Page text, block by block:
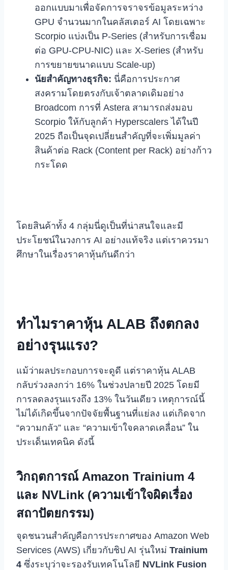
ออกแบบมาเพื่อจัดการจราจรข้อมูลระหว่าง
GPU จำนวนมากในคลัสเตอร์ AI โดยเฉพาะ
Scorpio แบ่งเป็น P-Series (สำหรับการเชื่อม
ต่อ GPU-CPU-NIC) และ X-Series (สำหรับ
การขยายขนาดแบบ Scale-up)
นัยสำคัญทางธุรกิจ: นี่คือการประกาศ
สงครามโดยตรงกับเจ้าตลาดเดิมอย่าง
Broadcom การที่ Astera สามารถส่งมอบ
Scorpio ให้กับลูกค้า Hyperscalers ได้ในปี
2025 ถือเป็นจุดเปลี่ยนสำคัญที่จะเพิ่มมูลค่า
สินค้าต่อ Rack (Content per Rack) อย่างก้าว
กระโดด
โดยสินค้าทั้ง 4 กลุ่มนี่ดูเป็นที่น่าสนใจและมี
ประโยชน์ในวงการ AI อย่างแท้จริง แต่เราควรมา
ศึกษาในเรื่องราคาหุ้นกันดีกว่า
ทำไมราคาหุ้น ALAB ถึงตกลง
อย่างรุนแรง?
แม้ว่าผลประกอบการจะดูดี แต่ราคาหุ้น ALAB
กลับร่วงลงกว่า 16% ในช่วงปลายปี 2025 โดยมี
การลดลงรุนแรงถึง 13% ในวันเดียว เหตุการณ์นี้
ไม่ได้เกิดขึ้นจากปัจจัยพื้นฐานที่แย่ลง แต่เกิดจาก
“ความกลัว” และ “ความเข้าใจคลาดเคลื่อน” ใน
ประเด็นเทคนิค ดังนี้
วิกฤตการณ์ Amazon Trainium 4
และ NVLink (ความเข้าใจผิดเรื่อง
สถาปัตยกรรม)
จุดชนวนสำคัญคือการประกาศของ Amazon Web
Services (AWS) เกี่ยวกับชิป AI รุ่นใหม่ Trainium
4 ซึ่งระบุว่าจะรองรับเทคโนโลยี NVLink Fusion